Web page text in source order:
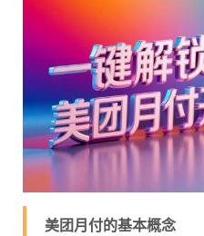
美团月付的基本概念